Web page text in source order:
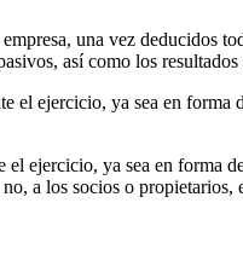
una vez deducidos
así como los
el ejercicio, ya sea en
el ejercicio, ya sea en
a los socios o propietarios,